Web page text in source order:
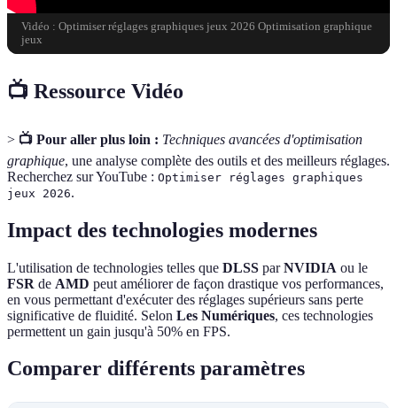
Vidéo : Optimiser réglages graphiques jeux 2026 Optimisation graphique
jeux
📺 Ressource Vidéo
> 📺 Pour aller plus loin : Techniques avancées d'optimisation
graphique, une analyse complète des outils et des meilleurs réglages.
Recherchez sur YouTube : Optimiser réglages graphiques
jeux 2026.
Impact des technologies modernes
L'utilisation de technologies telles que DLSS parNVIDIA ou le
FSR de AMD peut améliorer de façon drastique vos performances,
en vous permettant d'exécuter des réglages supérieurs sans perte
significative de fluidité. Selon Les Numériques, ces technologies
permettent un gain jusqu'à 50% en FPS.
Comparer différents paramètres